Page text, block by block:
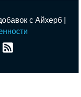
с Айхерб |